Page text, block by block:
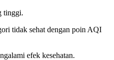
tinggi.
tidak sehat dengan poin AQI
efek kesehatan.